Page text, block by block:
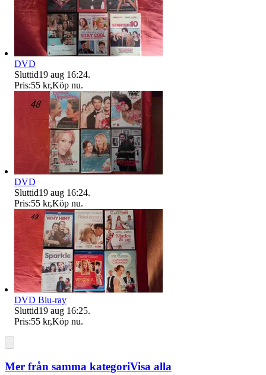
DVD
Sluttid19 aug 16:24.
Pris:55 kr,Köp nu.
DVD
Sluttid19 aug 16:24.
Pris:55 kr,Köp nu.
DVD Blu-ray
Sluttid19 aug 16:25.
Pris:55 kr,Köp nu.
Mer från samma kategoriVisa alla